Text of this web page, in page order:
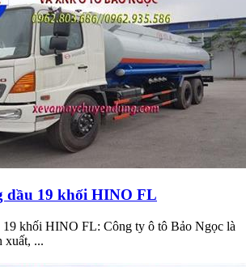
dầu 19 khối HINO FL
19 khối HINO FL: Công ty ô tô Bảo Ngọc là
xuất, ...